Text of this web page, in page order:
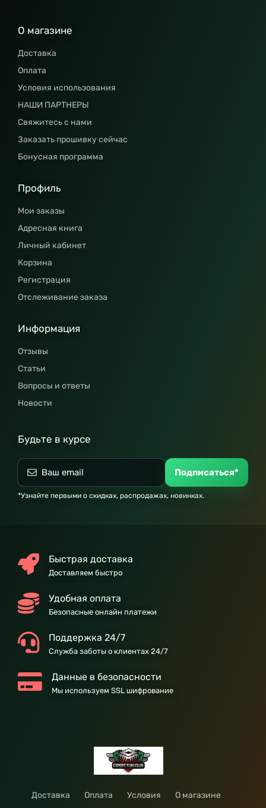
О магазине
Доставка
Оплата
Условия использования
НАШИ ПАРТНЕРЫ
Свяжитесь с нами
Заказать прошивку сейчас
Бонусная программа
Профиль
Мои заказы
Адресная книга
Личный кабинет
Корзина
Регистрация
Отслеживание заказа
Информация
Отзывы
Статьи
Вопросы и ответы
Новости
Будьте в курсе
Подписаться*
*Узнайте первыми о скидках, распродажах, новинках.
Быстрая доставка
Доставляем быстро
Удобная оплата
Безопасные онлайн платежи
Поддержка 24/7
Служба заботы о клиентах 24/7
Данные в безопасности
Мы используем SSL шифрование
Доставка Оплата Условия
О магазине